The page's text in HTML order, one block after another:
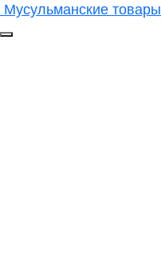
Мусульманские товары